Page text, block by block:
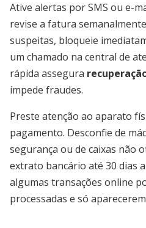
Ative alertas por SMS ou e-
revise a fatura
suspeitas, bloqueie
um chamado na central de
rápida assegura
impede fraudes.
Preste atenção ao aparato
pagamento. Desconfie de
segurança ou de caixas não
extrato bancário até 30 dias
algumas transações online
processadas e só